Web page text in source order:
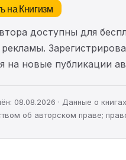
на Книгизм
доступны для
на новые публикации
08.08.2026 · Данные о
об авторском праве;